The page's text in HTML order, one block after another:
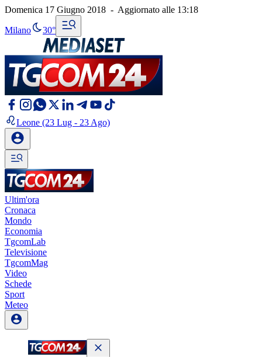
Domenica 17 Giugno 2018 - Aggiornato alle 13:18
Milano 30°
Leone (23 Lug - 23 Ago)
Ultim'ora
Cronaca
Mondo
Economia
TgcomLab
Televisione
TgcomMag
Video
Schede
Sport
Meteo